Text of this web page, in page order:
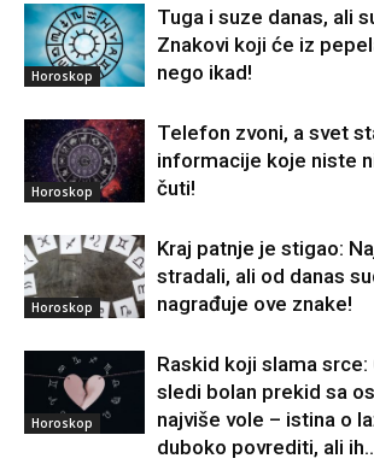
Horoskop
Tuga i suze danas, ali
Znakovi koji će iz
nego ikad!
Horoskop
Telefon zvoni, a svet
informacije koje niste
čuti!
Horoskop
Kraj patnje je stigao:
stradali, ali od danas
nagrađuje ove znake!
Horoskop
Raskid koji slama srce:
sledi bolan prekid sa
najviše vole – istina o
duboko povrediti, ali